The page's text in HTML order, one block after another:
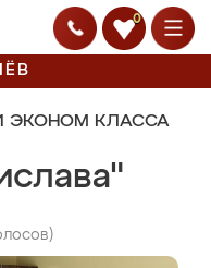
0
ЭКОНОМ КЛАССА